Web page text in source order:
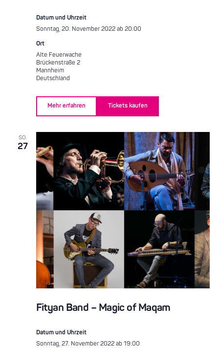
Datum und Uhrzeit
Sonntag, 20. November 2022 ab 20:00
Ort
Alte Feuerwache
Brückenstraße 2
Mannheim
Deutschland
Mehr erfahren Tickets kaufen
SO.
27
Fityan Band – Magic of Maqam
Datum und Uhrzeit
Sonntag, 27. November 2022 ab 19:00